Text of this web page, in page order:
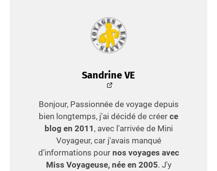
Sandrine VE
Bonjour, Passionnée de voyage depuis
bien longtemps, j'ai décidé de créer ce
blog en 2011 , avec l'arrivée de Mini
Voyageur, car j'avais manqué
d'informations pour nos voyages avec
Miss Voyageuse, née en 2005. J'y